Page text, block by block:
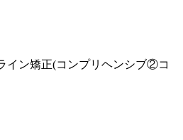
イン矯正(コンプリヘンシブ②コ